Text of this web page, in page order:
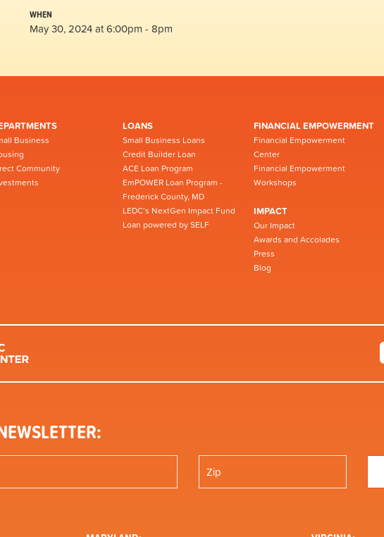
WHEN
May 30, 2024 at 6:00pm - 8pm
Business
Community
LOANS
Small Business Loans
Credit Builder Loan
ACE Loan Program
EmPOWER Loan Program -
Frederick County, MD
LEDC’s NextGen Impact Fund
Loan powered by SELF
FINANCIAL EMPOWERMENT
Financial Empowerment
Center
Financial Empowerment
Workshops
IMPACT
Our Impact
Awards and Accolades
Press
Blog